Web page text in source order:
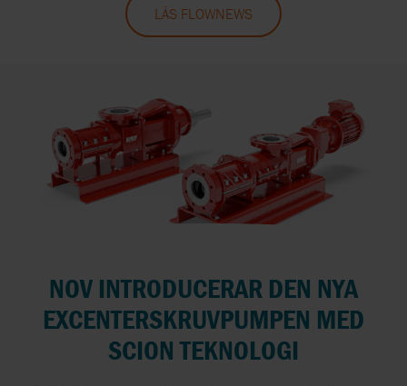
LÄS FLOWNEWS
NOV INTRODUCERAR DEN NYA
EXCENTERSKRUVPUMPEN MED
SCION TEKNOLOGI